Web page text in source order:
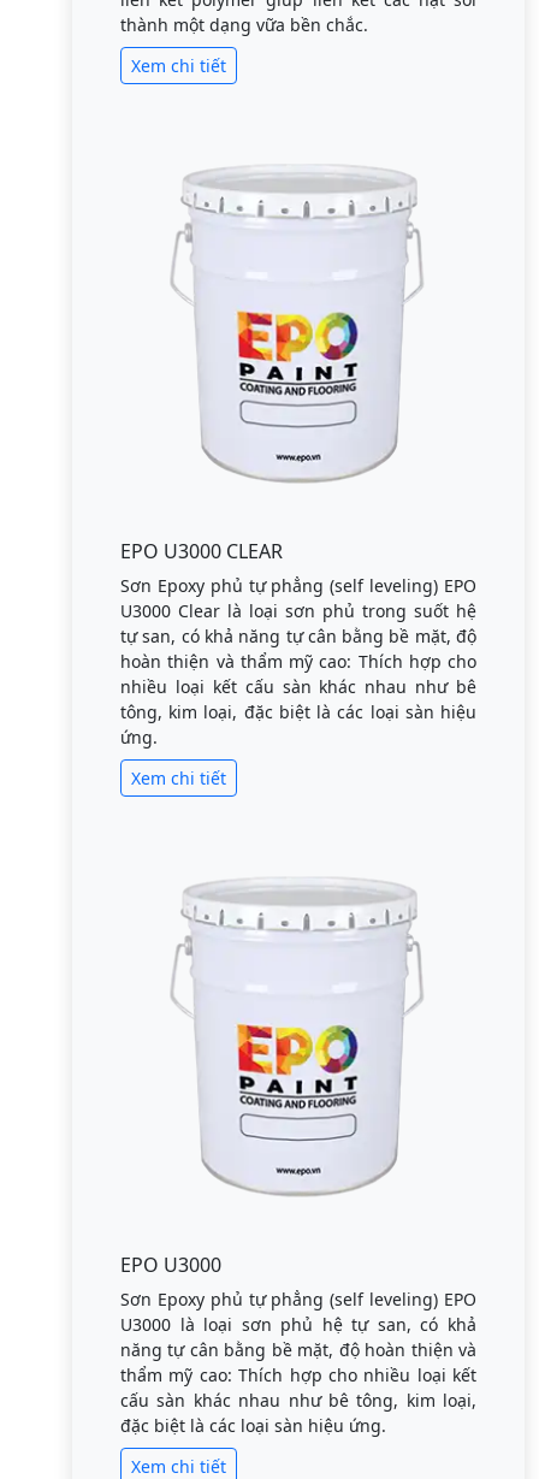
thành một dạng vữa bền chắc.
Xem chi tiết
EPO U3000 CLEAR
Sơn Epoxy phủ tự phẳng (self leveling) EPO
U3000 Clear là loại sơn phủ trong suốt hệ
tự san, có khả năng tự cân bằng bề mặt, độ
hoàn thiện và thẩm mỹ cao: Thích hợp cho
nhiều loại kết cấu sàn khác nhau như bê
tông, kim loại, đặc biệt là các loại sàn hiệu
ứng.
Xem chi tiết
EPO U3000
Sơn Epoxy phủ tự phẳng (self leveling) EPO
U3000 là loại sơn phủ hệ tự san, có khả
năng tự cân bằng bề mặt, độ hoàn thiện và
thẩm mỹ cao: Thích hợp cho nhiều loại kết
cấu sàn khác nhau như bê tông, kim loại,
đặc biệt là các loại sàn hiệu ứng.
Xem chi tiết